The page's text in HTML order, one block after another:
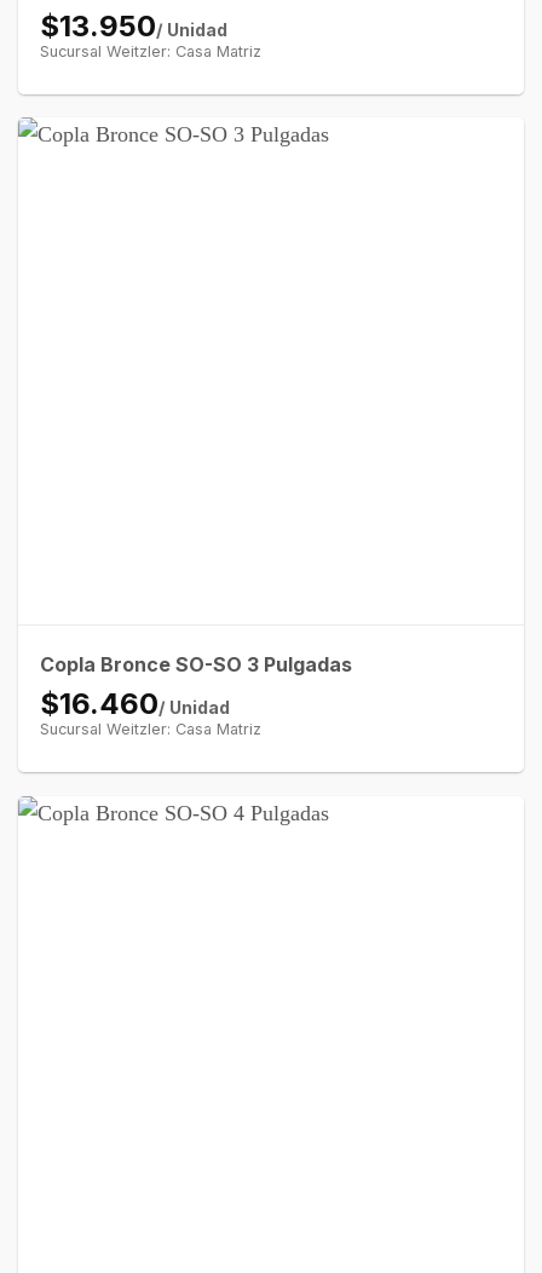
$13.950/ Unidad
Sucursal Weitzler: Casa Matriz
Copla Bronce SO-SO 3 Pulgadas
$16.460/ Unidad
Sucursal Weitzler: Casa Matriz